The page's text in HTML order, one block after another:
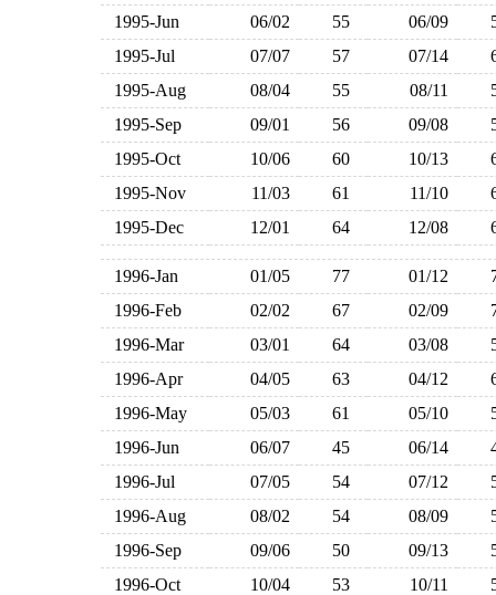
1995-Jun
06/02 55 06/09
1995-Jul
07/07 57 07/14
1995-Aug
08/04 55 08/11
1995-Sep
09/01 56 09/08
1995-Oct
10/06 60 10/13
1995-Nov
11/03 61 11/10
1995-Dec
12/01 64 12/08
1996-Jan 01/05 77 01/12
1996-Feb
02/02 67 02/09
1996-Mar
03/01 64 03/08
1996-Apr
04/05 63 04/12
1996-May
05/03 61 05/10
1996-Jun
06/07 45 06/14
1996-Jul
07/05 54 07/12
1996-Aug
08/02 54 08/09
1996-Sep
09/06 50 09/13
1996-Oct
10/04 53 10/11